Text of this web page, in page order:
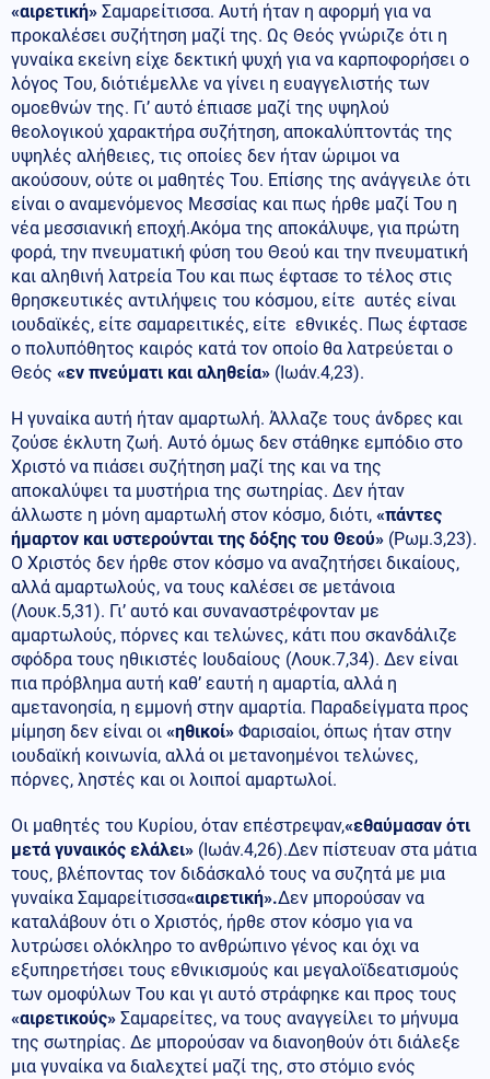
«αιρετική» Σαμαρείτισσα. Αυτή ήταν η αφορμή για να
προκαλέσει συζήτηση μαζί της. Ως Θεός γνώριζε ότι η
γυναίκα εκείνη είχε δεκτική ψυχή για να καρποφορήσει ο
λόγος Του, διότιέμελλε να γίνει η ευαγγελιστής των
ομοεθνών της. Γι’ αυτό έπιασε μαζί της υψηλού
θεολογικού χαρακτήρα συζήτηση, αποκαλύπτοντάς της
υψηλές αλήθειες, τις οποίες δεν ήταν ώριμοι να
ακούσουν, ούτε οι μαθητές Του. Επίσης της ανάγγειλε ότι
είναι ο αναμενόμενος Μεσσίας και πως ήρθε μαζί Του η
νέα μεσσιανική εποχή.Ακόμα της αποκάλυψε, για πρώτη
φορά, την πνευματική φύση του Θεού και την πνευματική
και αληθινή λατρεία Του και πως έφτασε το τέλος στις
θρησκευτικές αντιλήψεις του κόσμου, είτε αυτές είναι
ιουδαϊκές, είτε σαμαρειτικές, είτε εθνικές. Πως έφτασε
ο πολυπόθητος καιρός κατά τον οποίο θα λατρεύεται ο
Θεός «εν πνεύματι και αληθεία» (Ιωάν.4,23).
Η γυναίκα αυτή ήταν αμαρτωλή. Άλλαζε τους άνδρες και
ζούσε έκλυτη ζωή. Αυτό όμως δεν στάθηκε εμπόδιο στο
Χριστό να πιάσει συζήτηση μαζί της και να της
αποκαλύψει τα μυστήρια της σωτηρίας. Δεν ήταν
άλλωστε η μόνη αμαρτωλή στον κόσμο, διότι, «πάντες
ήμαρτον και υστερούνται της δόξης του Θεού» (Ρωμ.3,23).
Ο Χριστός δεν ήρθε στον κόσμο να αναζητήσει δικαίους,
αλλά αμαρτωλούς, να τους καλέσει σε μετάνοια
(Λουκ.5,31). Γι’ αυτό και συναναστρέφονταν με
αμαρτωλούς, πόρνες και τελώνες, κάτι που σκανδάλιζε
σφόδρα τους ηθικιστές Ιουδαίους (Λουκ.7,34). Δεν είναι
πια πρόβλημα αυτή καθ’ εαυτή η αμαρτία, αλλά η
αμετανοησία, η εμμονή στην αμαρτία. Παραδείγματα προς
μίμηση δεν είναι οι «ηθικοί» Φαρισαίοι, όπως ήταν στην
ιουδαϊκή κοινωνία, αλλά οι μετανοημένοι τελώνες,
πόρνες, ληστές και οι λοιποί αμαρτωλοί.
Οι μαθητές του Κυρίου, όταν επέστρεψαν,«εθαύμασαν ότι
μετά γυναικός ελάλει» (Ιωάν.4,26).Δεν πίστευαν στα μάτια
τους, βλέποντας τον διδάσκαλό τους να συζητά με μια
γυναίκα Σαμαρείτισσα«αιρετική».Δεν μπορούσαν να
καταλάβουν ότι ο Χριστός, ήρθε στον κόσμο για να
λυτρώσει ολόκληρο το ανθρώπινο γένος και όχι να
εξυπηρετήσει τους εθνικισμούς και μεγαλοϊδεατισμούς
των ομοφύλων Του και γι αυτό στράφηκε και προς τους
«αιρετικούς» Σαμαρείτες, να τους αναγγείλει το μήνυμα
της σωτηρίας. Δε μπορούσαν να διανοηθούν ότι διάλεξε
μια γυναίκα να διαλεχτεί μαζί της, στο στόμιο ενός